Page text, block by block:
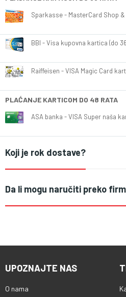
Sparkasse - MasterCard Shop
BBI - Visa kupovna kartica (do
Raiffeisen - VISA Magic Card
PLAĆANJE KARTICOM DO 48 RATA
ASA banka - VISA Super naša
Koji je rok dostave?
Da li mogu naručiti preko
UPOZNAJTE NAS
O nama